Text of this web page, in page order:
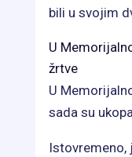
bili u svojim
U
žrtve
U
sada su
Istovremeno,